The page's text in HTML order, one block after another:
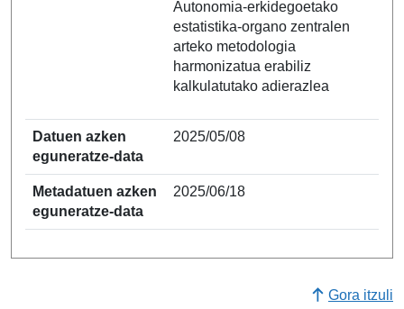
Autonomia-erkidegoetako
estatistika-organo zentralen
arteko metodologia
harmonizatua erabiliz
kalkulatutako adierazlea
Datuen azken
eguneratze-data
2025/05/08
Metadatuen azken
eguneratze-data
2025/06/18
Gora itzuli